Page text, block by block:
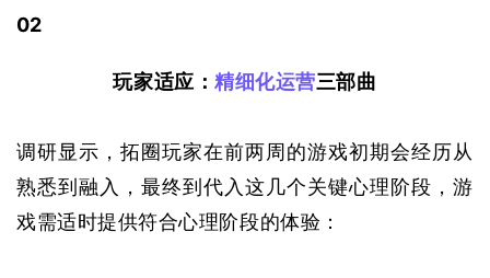
02
玩家适应：精细化运营三部曲
调研显示，拓圈玩家在前两周的游戏初期会经历从
熟悉到融入，最终到代入这几个关键心理阶段，游
戏需适时提供符合心理阶段的体验：